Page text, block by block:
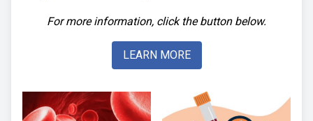
For more information, click the button below.
LEARN MORE